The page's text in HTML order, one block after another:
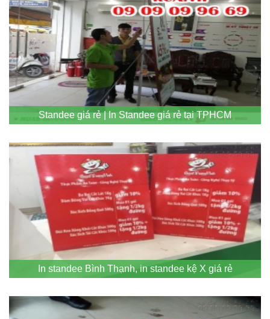
Standee giá rẻ | In Standee giá rẻ tại TPHCM
In standee Bình Thạnh, in standee kệ X giá rẻ